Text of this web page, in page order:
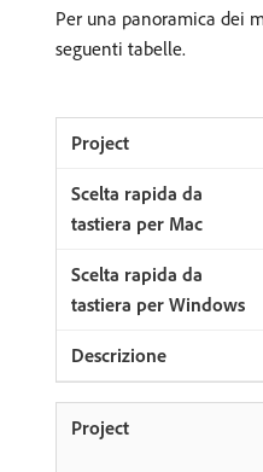
Per una panoramica dei
seguenti tabelle.